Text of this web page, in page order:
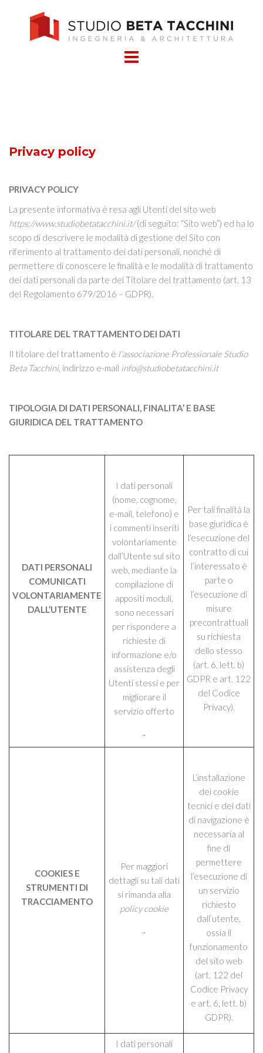
Privacy policy
PRIVACY POLICY
La presente informativa è resa agli Utenti del sito web
https://www.studiobetatacchini.it/(di seguito: “Sito web”) ed ha lo
scopo di descrivere le modalità di gestione del Sito con
riferimento al trattamento dei dati personali, nonché di
permettere di conoscere le finalità e le modalità di trattamento
dei dati personali da parte del Titolare del trattamento (art. 13
del Regolamento 679/2016 – GDPR).
TITOLARE DEL TRATTAMENTO DEI DATI
Il titolare del trattamento è l’associazione Professionale Studio
Beta Tacchini, indirizzo e-mail info@studiobetatacchini.it
TIPOLOGIA DI DATI PERSONALI, FINALITA’ E BASE
GIURIDICA DEL TRATTAMENTO
DATI PERSONALI
COMUNICATI
VOLONTARIAMENTE
DALL’UTENTE
I dati personali
(nome, cognome,
e-mail, telefono) e
i commenti inseriti
volontariamente
dall’Utente sul sito
web, mediante la
compilazione di
appositi moduli,
sono necessari
per rispondere a
richieste di
informazione e/o
assistenza degli
Utenti stessi e per
migliorare il
servizio offerto
Per tali finalità la
base giuridica è
l’esecuzione del
contratto di cui
l’interessato è
parte o
l’esecuzione di
misure
precontrattuali
su richiesta
dello stesso
(art. 6, lett. b)
GDPR e art. 122
del Codice
Privacy).
COOKIES E
STRUMENTI DI
TRACCIAMENTO
Per maggiori
dettagli su tali dati
si rimanda alla
policy cookie
L’installazione
dei cookie
tecnici e dei dati
di navigazione è
necessaria al
fine di
permettere
l’esecuzione di
un servizio
richiesto
dall’utente,
ossia il
funzionamento
del sito web
(art. 122 del
Codice Privacy
e art. 6, lett. b)
GDPR).
I dati personali